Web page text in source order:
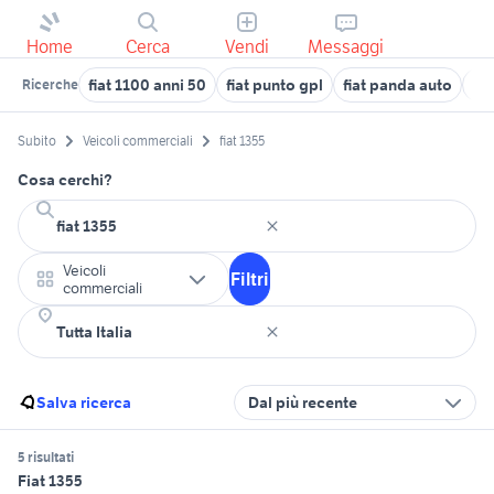
Home Cerca Vendi Messaggi
Ricerche fiat 1100 anni 50 fiat punto gpl fiat panda auto
Subito Veicoli commerciali fiat 1355
Cosa cerchi?
Veicoli
commerciali
Filtri
Salva ricerca Dal più recente
5 risultati
Fiat 1355